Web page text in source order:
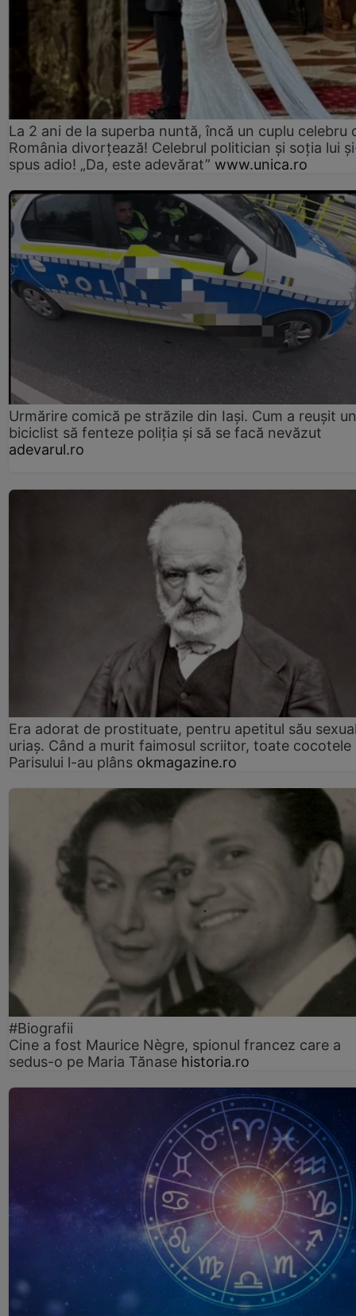
La 2 ani de la superba nuntă, încă un cuplu celebru
România divorțează! Celebrul politician și soția lui
spus adio! „Da, este adevărat” www.unica.ro
Urmărire comică pe străzile din Iași. Cum a reușit un
biciclist să fenteze poliția și să se facă nevăzut
adevarul.ro
Era adorat de prostituate, pentru apetitul său
uriaș. Când a murit faimosul scriitor, toate cocotele
Parisului l-au plâns okmagazine.ro
#Biografii
Cine a fost Maurice Nègre, spionul francez care a
sedus-o pe Maria Tănase historia.ro